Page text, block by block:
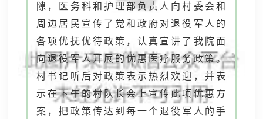
隙，医务科和护理部负责人向村委会和
周边居民宣传了党和政府对退役军人的
各项优抚优待政策，认真宣讲了我院面
向退役军人开展的优惠医疗服务政策。
村书记听后对政策表示热烈欢迎，并表
示在下午的村队长会上宣传此项优惠方
案，把政策传达到每一个退役军人的手